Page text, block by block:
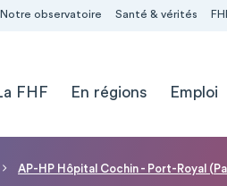
Notre observatoire Santé & vérités
La FHF En régions Emploi
AP-HP Hôpital Cochin - Port-Royal